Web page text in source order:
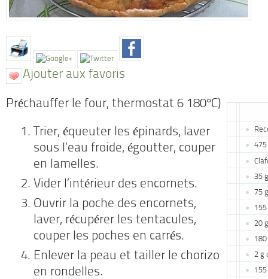
Ajouter aux favoris
475
35
75
20
2 g
Préchauffer le four, thermostat 6 180°C)
Trier, équeuter les épinards, laver
sous l’eau froide, égoutter, couper
en lamelles.
Vider l’intérieur des encornets.
Ouvrir la poche des encornets,
laver, récupérer les tentacules,
couper les poches en carrés.
Enlever la peau et tailler le chorizo
en rondelles.